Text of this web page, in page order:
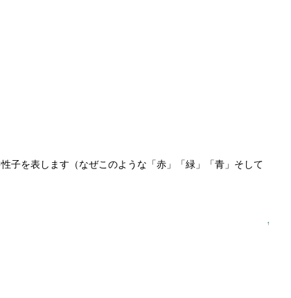
子を表します（なぜこのような「赤」「緑」「青」そして
↑